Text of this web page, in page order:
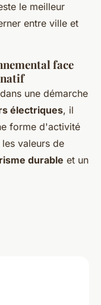
le meilleur
entre ville et
face
une démarche
électriques, il
forme d'activité
valeurs de
durable et un